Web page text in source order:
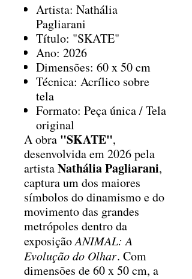
Artista: Nathália
Pagliarani
Título: "SKATE"
Ano: 2026
Dimensões: 60 x 50 cm
Técnica: Acrílico sobre
tela
Formato: Peça única / Tela
original
A obra "SKATE",
desenvolvida em 2026 pela
artistaNathália Pagliarani,
captura um dos maiores
símbolos do dinamismo e do
movimento das grandes
metrópoles dentro da
exposiçãoANIMAL: A
Evolução do Olhar. Com
dimensões de 60 x 50 cm, a